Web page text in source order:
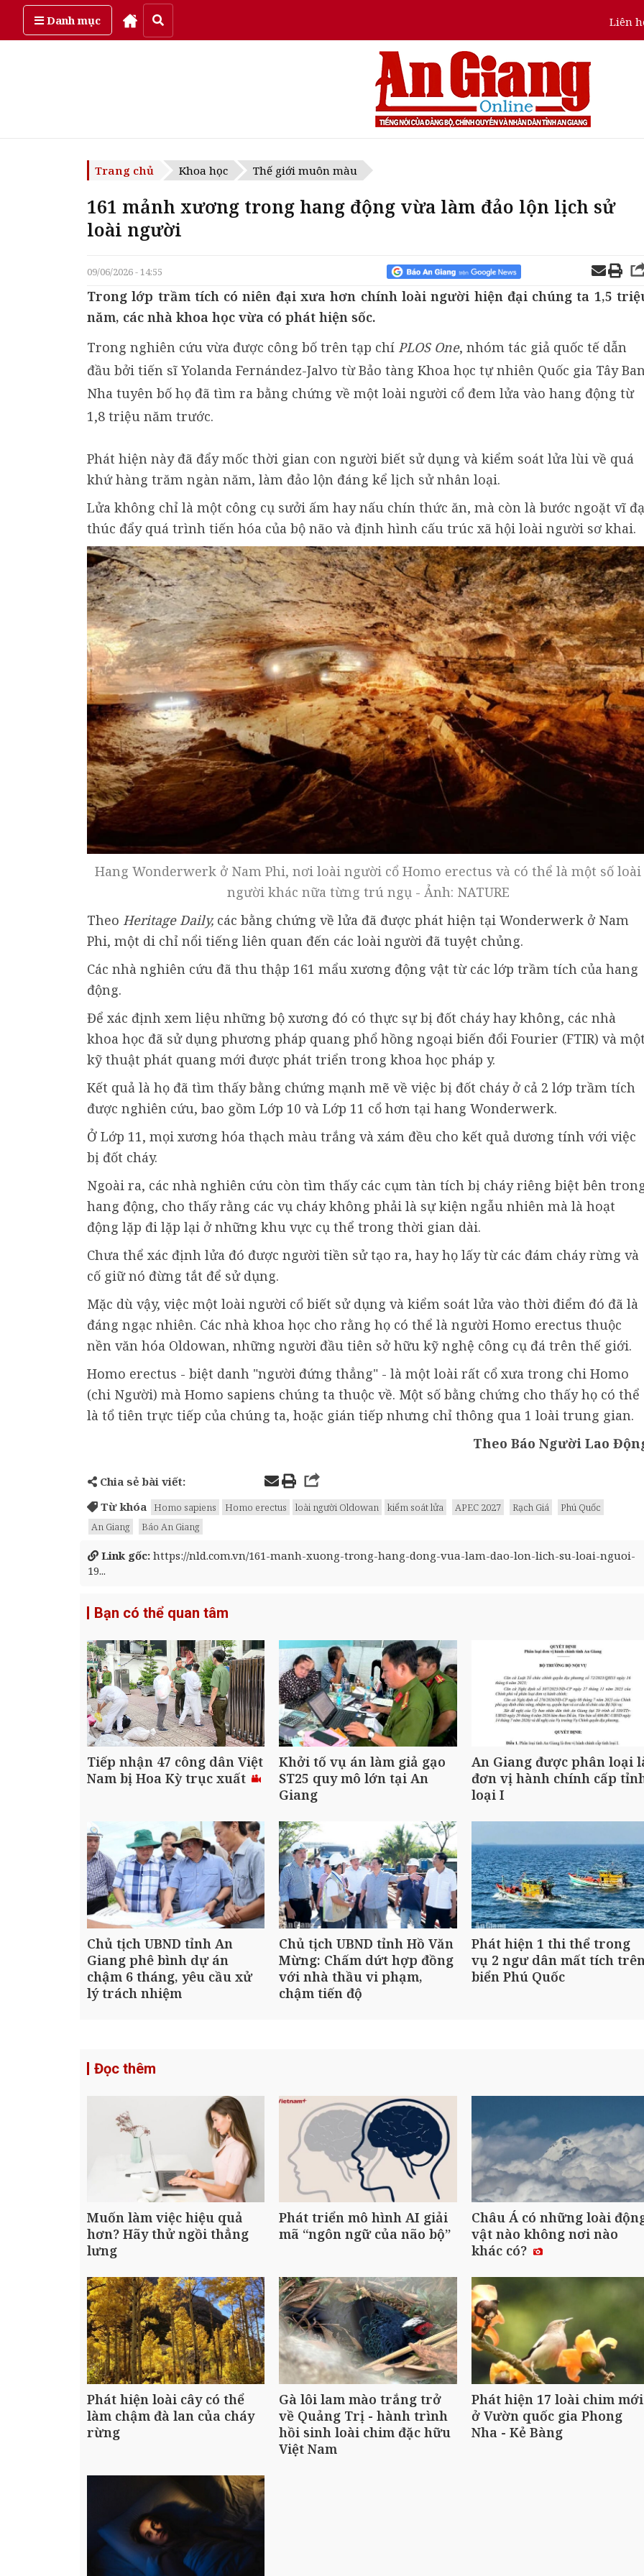
Danh mục Liên
Thứ bảy, ngày 8/08/2026
Trang chủ Khoa học Thế giới muôn màu
161 mảnh xương trong hang động vừa làm đảo lộn lịch sử
loài người
09/06/2026 - 14:55
Trong lớp trầm tích có niên đại xưa hơn chính loài người hiện đại chúng ta 1,5
năm, các nhà khoa học vừa có phát hiện sốc.
Trong nghiên cứu vừa được công bố trên tạp chí PLOS One, nhóm tác giả quốc tế dẫn
đầu bởi tiến sĩ Yolanda Fernández-Jalvo từ Bảo tàng Khoa học tự nhiên Quốc gia Tây
Nha tuyên bố họ đã tìm ra bằng chứng về một loài người cổ đem lửa vào hang động từ
1,8 triệu năm trước.
Phát hiện này đã đẩy mốc thời gian con người biết sử dụng và kiểm soát lửa lùi về quá
khứ hàng trăm ngàn năm, làm đảo lộn đáng kể lịch sử nhân loại.
Lửa không chỉ là một công cụ sưởi ấm hay nấu chín thức ăn, mà còn là bước ngoặt vĩ
thúc đẩy quá trình tiến hóa của bộ não và định hình cấu trúc xã hội loài người sơ khai.
Hang Wonderwerk ở Nam Phi, nơi loài người cổ Homo erectus và có thể là một số loài
người khác nữa từng trú ngụ - Ảnh: NATURE
Theo Heritage Daily, các bằng chứng về lửa đã được phát hiện tại Wonderwerk ở Nam
Phi, một di chỉ nổi tiếng liên quan đến các loài người đã tuyệt chủng.
Các nhà nghiên cứu đã thu thập 161 mẩu xương động vật từ các lớp trầm tích của hang
động.
Để xác định xem liệu những bộ xương đó có thực sự bị đốt cháy hay không, các nhà
khoa học đã sử dụng phương pháp quang phổ hồng ngoại biến đổi Fourier (FTIR) và
kỹ thuật phát quang mới được phát triển trong khoa học pháp y.
Kết quả là họ đã tìm thấy bằng chứng mạnh mẽ về việc bị đốt cháy ở cả 2 lớp trầm tích
được nghiên cứu, bao gồm Lớp 10 và Lớp 11 cổ hơn tại hang Wonderwerk.
Ở Lớp 11, mọi xương hóa thạch màu trắng và xám đều cho kết quả dương tính với việc
bị đốt cháy.
Ngoài ra, các nhà nghiên cứu còn tìm thấy các cụm tàn tích bị cháy riêng biệt bên
hang động, cho thấy rằng các vụ cháy không phải là sự kiện ngẫu nhiên mà là hoạt
động lặp đi lặp lại ở những khu vực cụ thể trong thời gian dài.
Chưa thể xác định lửa đó được người tiền sử tạo ra, hay họ lấy từ các đám cháy rừng và
cố giữ nó đừng tắt để sử dụng.
Mặc dù vậy, việc một loài người cổ biết sử dụng và kiểm soát lửa vào thời điểm đó đã là
đáng ngạc nhiên. Các nhà khoa học cho rằng họ có thể là người Homo erectus thuộc
nền văn hóa Oldowan, những người đầu tiên sở hữu kỹ nghệ công cụ đá trên thế giới.
Homo erectus - biệt danh "người đứng thẳng" - là một loài rất cổ xưa trong chi Homo
(chi Người) mà Homo sapiens chúng ta thuộc về. Một số bằng chứng cho thấy họ có thể
là tổ tiên trực tiếp của chúng ta, hoặc gián tiếp nhưng chỉ thông qua 1 loài trung gian.
Theo Báo Người Lao
Chia sẻ bài viết:
Từ khóa
Homo sapiens Homo erectus loài người Oldowan kiểm soát lửa APEC 2027 Rạch Giá
Phú Quốc
An Giang
Báo An Giang
Link gốc: https://nld.com.vn/161-manh-xuong-trong-hang-dong-vua-lam-dao-lon-lich-su-loai-nguoi-
19...
Bạn có thể quan tâm
Tiếp nhận 47 công dân Việt
Nam bị Hoa Kỳ trục xuất
Khởi tố vụ án làm giả gạo
ST25 quy mô lớn tại An
Giang
An Giang được phân loại
đơn vị hành chính cấp
loại I
Chủ tịch UBND tỉnh An
Giang phê bình dự án
chậm 6 tháng, yêu cầu xử
lý trách nhiệm
Chủ tịch UBND tỉnh Hồ Văn
Mừng: Chấm dứt hợp đồng
với nhà thầu vi phạm,
chậm tiến độ
Phát hiện 1 thi thể trong
vụ 2 ngư dân mất tích
biển Phú Quốc
Đọc thêm
Muốn làm việc hiệu quả
hơn? Hãy thử ngồi thẳng
lưng
Phát triển mô hình AI giải
mã “ngôn ngữ của não bộ”
Châu Á có những loài
vật nào không nơi nào
khác có?
Phát hiện loài cây có thể
làm chậm đà lan của cháy
rừng
Gà lôi lam mào trắng trở
về Quảng Trị - hành trình
hồi sinh loài chim đặc hữu
Việt Nam
Phát hiện 17 loài chim mới
ở Vườn quốc gia Phong
Nha - Kẻ Bàng